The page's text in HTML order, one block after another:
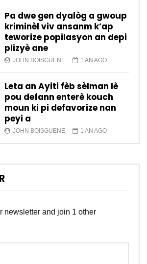
Pa dwe gen dyalòg a gwoup
kriminèl viv ansanm k’ap
teworize popilasyon an depi
plizyè ane
JOHN BOISGUENE 1 AN AGO
Leta an Ayiti fèb sèlman lè
pou defann enterè kouch
moun ki pi defavorize nan
peyi a
JOHN BOISGUENE 1 AN AGO
newsletter and join 1 other